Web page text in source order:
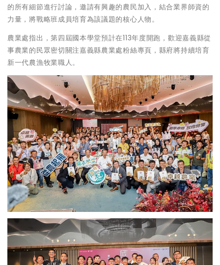
的所有細節進行討論，邀請有興趣的農民加入，結合業界師資的
力量，將戰略班成員培育為該議題的核心人物。
農業處指出，第四屆國本學堂預計在113年度開跑，歡迎嘉義縣從
事農業的民眾密切關注嘉義縣農業處粉絲專頁，縣府將持續培育
新一代農漁牧業職人。